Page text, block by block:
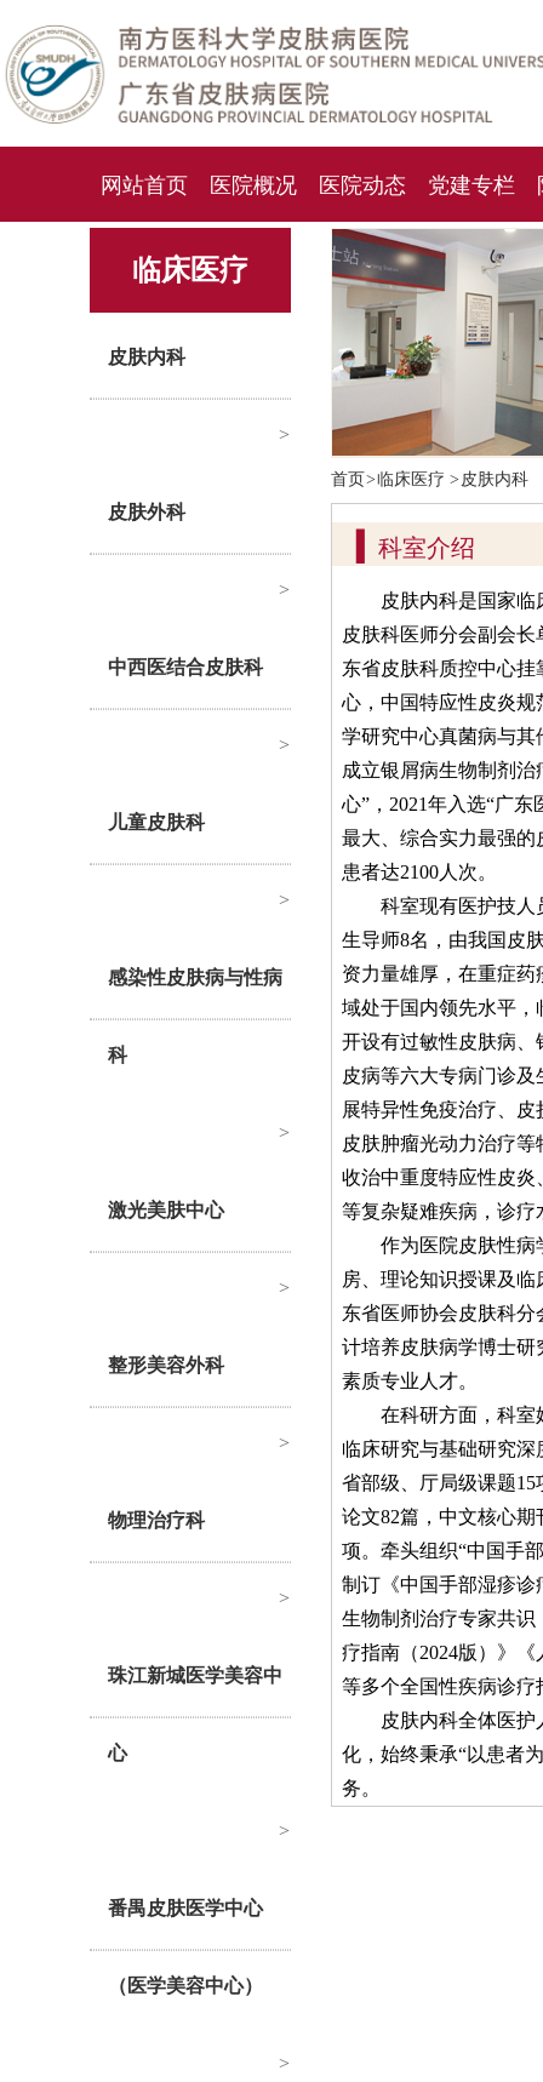
网站首页 医院概况 医院动态 党建专栏
化妆品检测中心 期刊杂志 就诊指南 人才
临床医疗
皮肤内科
>
皮肤外科
>
中西医结合皮肤科
>
儿童皮肤科
>
感染性皮肤病与性病
科
>
激光美肤中心
>
整形美容外科
>
物理治疗科
>
珠江新城医学美容中
心
>
番禺皮肤医学中心
（医学美容中心）
>
首页>临床医疗 > 皮肤内科
▍科室介绍
皮肤内科是国家
皮肤科医师分会副会
东省皮肤科质控中心
心，中国特应性皮炎
学研究中心真菌病与
成立银屑病生物制剂
心”， 2021年入选“广东
最大、综合实力最强
患者达2100人次。
科室现有医护技人
生导师8名，由我国皮
资力量雄厚，在重症
域处于国内领先水平
开设有过敏性皮肤病
皮病等六大专病门诊
展特异性免疫治疗、
皮肤肿瘤光动力治疗
收治中重度特应性皮
等复杂疑难疾病，诊
作为医院皮肤性
房、理论知识授课及
东省医师协会皮肤科
计培养皮肤病学博士研
素质专业人才。
在科研方面，科
临床研究与基础研究深
省部级、厅局级课题15
论文82篇，中文核心期
项。牵头组织“中国手
制订《中国手部湿疹诊
生物制剂治疗专家共识
疗指南（2024版）》《
等多个全国性疾病诊疗
皮肤内科全体医
化，始终秉承“以患者
务。